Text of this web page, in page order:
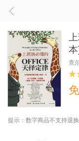
查
提示：数字商品不支持退